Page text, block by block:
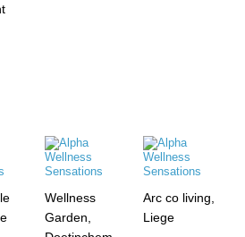
Wellness
Garden,
Arc co living,
Liege